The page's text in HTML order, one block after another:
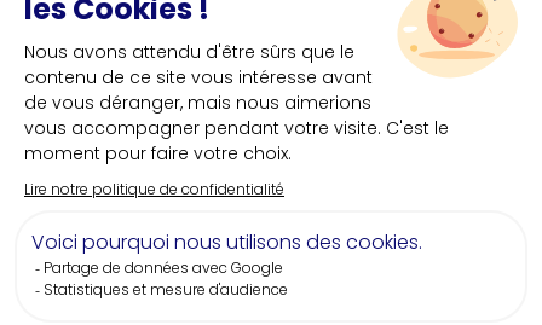
VilleSaint-Nazaire
Dans un cadre exceptionnel, évoquant les
grandes heures des légendaires paquebots
transatlantiques, nous vous invitons à vivre une
Voir la fiche